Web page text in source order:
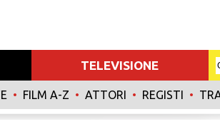
TELEVISIONE
• FILM A-Z • ATTORI • REGISTI •